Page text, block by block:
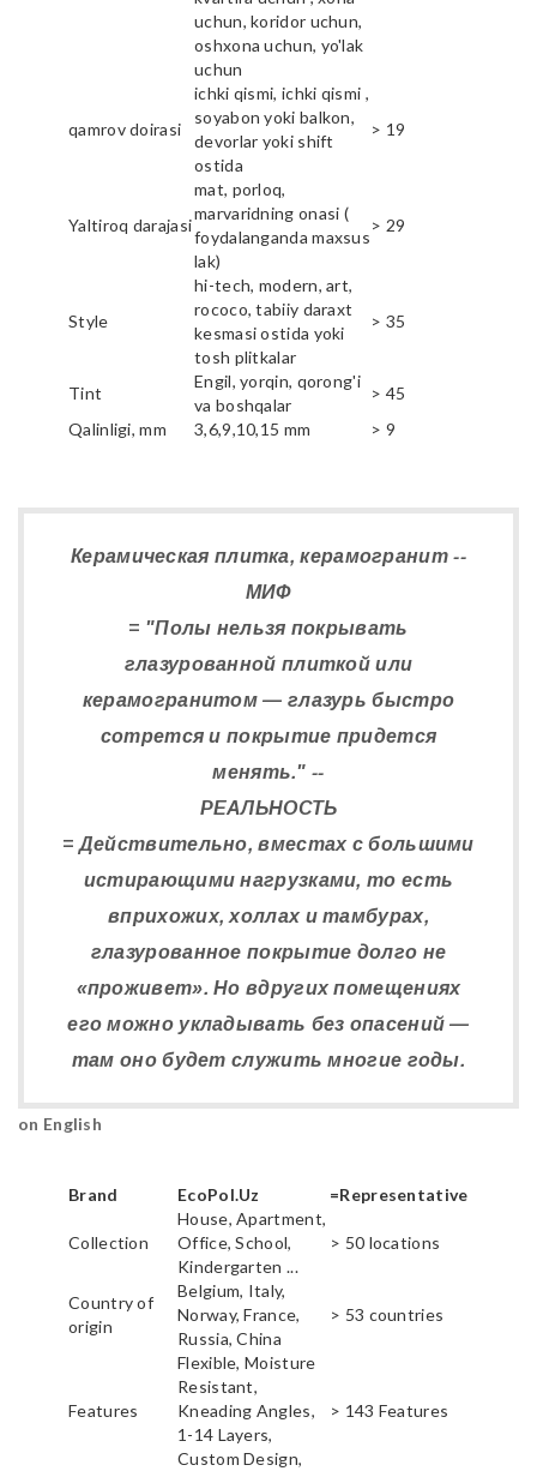
uchun, koridor uchun,
oshxona uchun, yo'lak
uchun
qamrov doirasi
ichki qismi, ichki qismi ,
soyabon yoki balkon,
devorlar yoki shift
ostida
> 19
Yaltiroq darajasi
mat, porloq,
marvaridning onasi (
foydalanganda maxsus
lak)
> 29
Style
hi-tech, modern, art,
rococo, tabiiy daraxt
kesmasi ostida yoki
tosh plitkalar
> 35
Tint
Engil, yorqin, qorong'i
va boshqalar
> 45
Qalinligi, mm
3,6,9,10,15 mm > 9
Керамическая плитка, керамогранит --
МИФ
= "Полы нельзя покрывать
глазурованной плиткой или
керамогранитом — глазурь быстро
сотрется и покрытие придется
менять." --
РЕАЛЬНОСТЬ
= Действительно, вместах с большими
истирающими нагрузками, то есть
вприхожих, холлах и тамбурах,
глазурованное покрытие долго не
«проживет». Но вдругих помещениях
его можно укладывать без опасений —
там оно будет служить многие годы.
on English
Brand EcoPol.Uz =Representative
Collection
House, Apartment,
Office, School,
Kindergarten ...
> 50 locations
Country of
origin
Belgium, Italy,
Norway, France,
Russia, China
> 53 countries
Features
Flexible, Moisture
Resistant,
Kneading Angles,
1-14 Layers,
Custom Design,
> 143 Features